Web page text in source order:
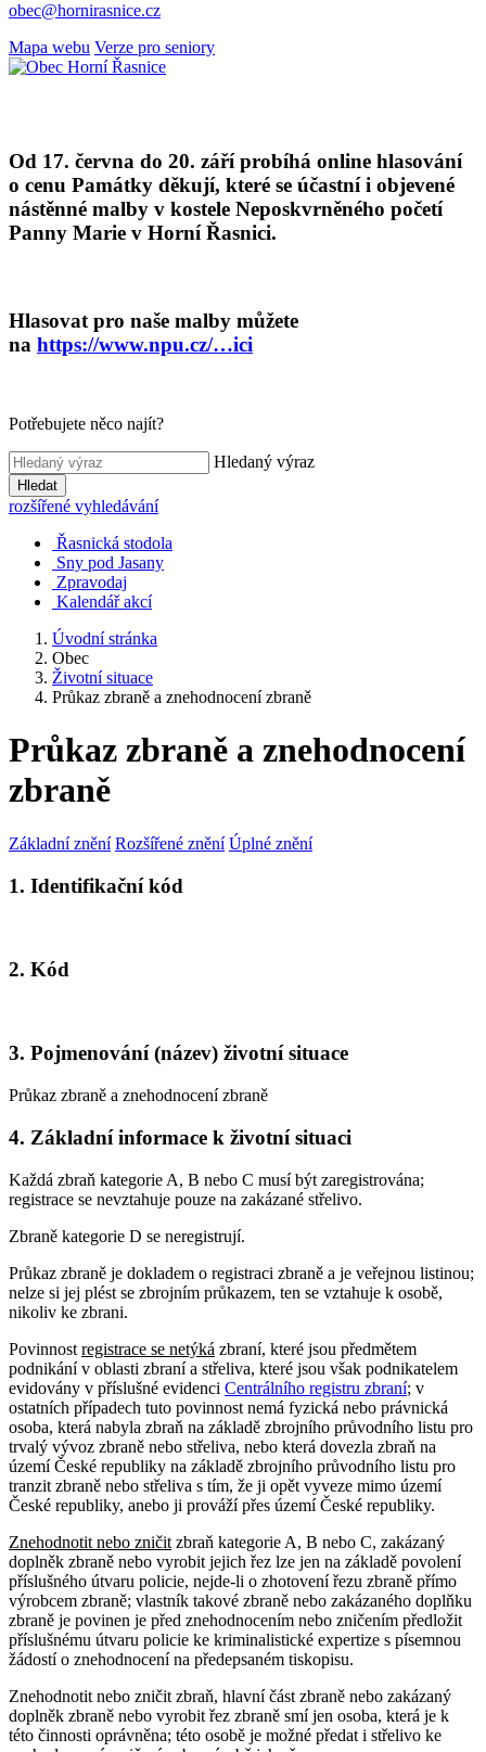
obec@hornirasnice.cz
Mapa webu Verze pro seniory
Od 17. června do 20. září probíhá online hlasování
o cenu Památky děkují, které se účastní i objevené
nástěnné malby v kostele Neposkvrněného početí
Panny Marie v Horní Řasnici.
Hlasovat pro naše malby můžete
na https://www.npu.cz/…ici
Potřebujete něco najít?
Hledaný výraz
Hledat
rozšířené vyhledávání
Řasnická stodola
Sny pod Jasany
Zpravodaj
Kalendář akcí
Úvodní stránka
Obec
Životní situace
Průkaz zbraně a znehodnocení zbraně
Průkaz zbraně a znehodnocení
zbraně
Základní znění Rozšířené znění Úplné znění
1. Identifikační kód
2. Kód
3. Pojmenování (název) životní situace
Průkaz zbraně a znehodnocení zbraně
4. Základní informace k životní situaci
Každá zbraň kategorie A, B nebo C musí být zaregistrována;
registrace se nevztahuje pouze na zakázané střelivo.
Zbraně kategorie D se neregistrují.
Průkaz zbraně je dokladem o registraci zbraně a je veřejnou listinou;
nelze si jej plést se zbrojním průkazem, ten se vztahuje k osobě,
nikoliv ke zbrani.
Povinnost registrace se netýká zbraní, které jsou předmětem
podnikání v oblasti zbraní a střeliva, které jsou však podnikatelem
evidovány v příslušné evidenci Centrálního registru zbraní; v
ostatních případech tuto povinnost nemá fyzická nebo právnická
osoba, která nabyla zbraň na základě zbrojního průvodního listu pro
trvalý vývoz zbraně nebo střeliva, nebo která dovezla zbraň na
území České republiky na základě zbrojního průvodního listu pro
tranzit zbraně nebo střeliva s tím, že ji opět vyveze mimo území
České republiky, anebo ji prováží přes území České republiky.
Znehodnotit nebo zničit zbraň kategorie A, B nebo C, zakázaný
doplněk zbraně nebo vyrobit jejich řez lze jen na základě povolení
příslušného útvaru policie, nejde-li o zhotovení řezu zbraně přímo
výrobcem zbraně; vlastník takové zbraně nebo zakázaného doplňku
zbraně je povinen je před znehodnocením nebo zničením předložit
příslušnému útvaru policie ke kriminalistické expertize s písemnou
žádostí o znehodnocení na předepsaném tiskopisu.
Znehodnotit nebo zničit zbraň, hlavní část zbraně nebo zakázaný
doplněk zbraně nebo vyrobit řez zbraně smí jen osoba, která je k
této činnosti oprávněna; této osobě je možné předat i střelivo ke